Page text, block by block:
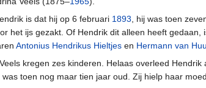
is dat hij op 6 februari 1893 , hij was toen
het ijs gezakt. Of Hendrik dit alleen heeft
Antonius Hendrikus Hieltjes en Hermann van
kregen zes kinderen. Helaas overleed Hendrik
was toen nog maar tien jaar oud. Zij hielp haar